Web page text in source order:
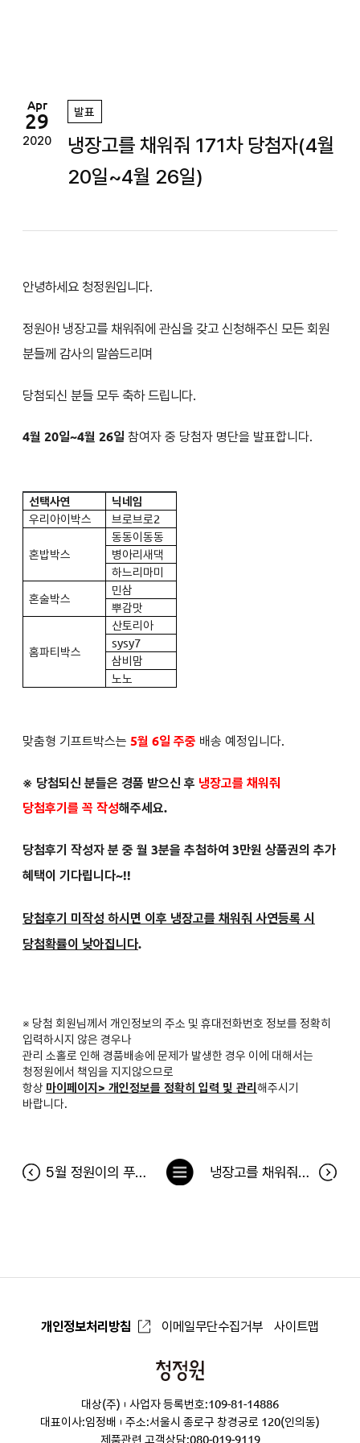
Apr
29
2020
발표
냉장고를 채워줘 171차 당첨자(4월
20일~4월 26일)
안녕하세요 청정원입니다.
정원아! 냉장고를 채워줘에 관심을 갖고 신청해주신 모든 회원
분들께 감사의 말씀드리며
당첨되신 분들 모두 축하 드립니다.
4월 20일~4월 26일 참여자 중 당첨자 명단을 발표합니다.
선택사연
닉네임
우리아이박스
브로브로2
혼밥박스
동동이동동
병아리새댁
하느리마미
혼술박스
민삼
뿌감맛
홈파티박스
산토리아
sysy7
삼비맘
노노
맞춤형 기프트박스는 5월 6일 주중 배송 예정입니다.
※ 당첨되신 분들은 경품 받으신 후 냉장고를 채워줘
당첨후기를 꼭 작성해주세요.
당첨후기 작성자 분 중 월 3분을 추첨하여 3만원 상품권의 추가
혜택이 기다립니다~!!
당첨후기 미작성 하시면 이후 냉장고를 채워줘 사연등록 시
당첨확률이 낮아집니다.
※ 당첨 회원님께서 개인정보의 주소 및 휴대전화번호 정보를 정확히
입력하시지 않은 경우나
관리 소홀로 인해 경품배송에 문제가 발생한 경우 이에 대해서는
청정원에서 책임을 지지않으므로
항상 마이페이지> 개인정보를 정확히 입력 및 관리 해주시기
바랍니다.
5월 정원이의 푸드박스 당첨자 냉장고를 채워줘 172차 당첨자(4월 27일~5월 3일) 및 4월 베스트 당첨후기
목
개인정보처리방침 이메일무단수집거부 사이트맵
청
원
대상(주)
사업자 등록번호:109-81-14886
대표이사:임정배
주소:서울시 종로구 창경궁로 120(인의동)
제품관련 고객상담:080-019-9119